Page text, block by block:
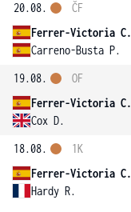
20.08.
Ferrer-Victoria C.
Carreno-Busta P.
ČF
19.08.
Ferrer-Victoria C.
Cox D.
OF
18.08.
Ferrer-Victoria C.
Hardy R.
1K